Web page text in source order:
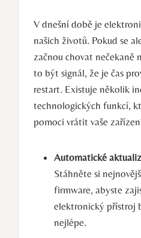
V dnešní době je
našich životů. Pokud se
začnou chovat nečekaně
to být signál, že je čas
restart. Existuje několik
technologických funkcí,
pomoci vrátit vaše
Automatické
Stáhněte si
firmware, abyste
elektronický přístroj
nejlépe.